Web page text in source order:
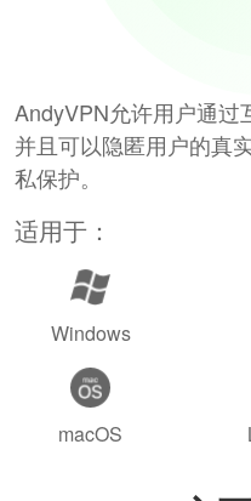
AndyVPN允许用户通过
并且可以隐匿用户的真
私保护。
适用于：
Windows
macOS